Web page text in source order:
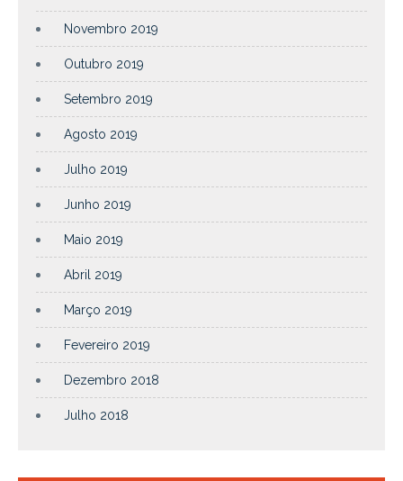
Novembro 2019
Outubro 2019
Setembro 2019
Agosto 2019
Julho 2019
Junho 2019
Maio 2019
Abril 2019
Março 2019
Fevereiro 2019
Dezembro 2018
Julho 2018